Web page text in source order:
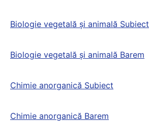
Biologie vegetală și animală Subiect
Biologie vegetală și animală Barem
Chimie anorganică Subiect
Chimie anorganică Barem